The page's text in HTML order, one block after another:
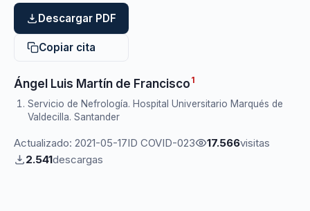
Descargar PDF
Copiar cita
Ángel Luis Martín de Francisco 1
Servicio de Nefrología. Hospital Universitario Marqués de
Valdecilla. Santander
Actualizado: 2021-05-17ID COVID-023 17.566visitas
2.541descargas